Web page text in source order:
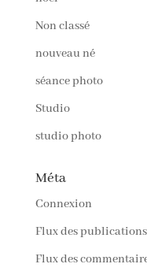
Non classé
nouveau né
séance photo
Studio
studio photo
Méta
Connexion
Flux des publications
Flux des